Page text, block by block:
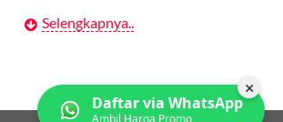
(Customer Premises Equipment)
layanan wifi indiHome dapat
Kebutuhan Kecepatan Internet
adalah memahami kebutuhan
IndiHome yang anda butuhkan. Berikut
Selengkapnya..
×
Daftar via WhatsApp
Ambil Harga Promo